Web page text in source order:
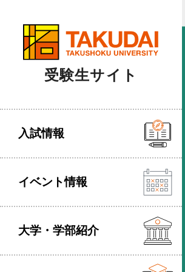
受験生サイト
入試情報
イベント情報
大学・学部紹介